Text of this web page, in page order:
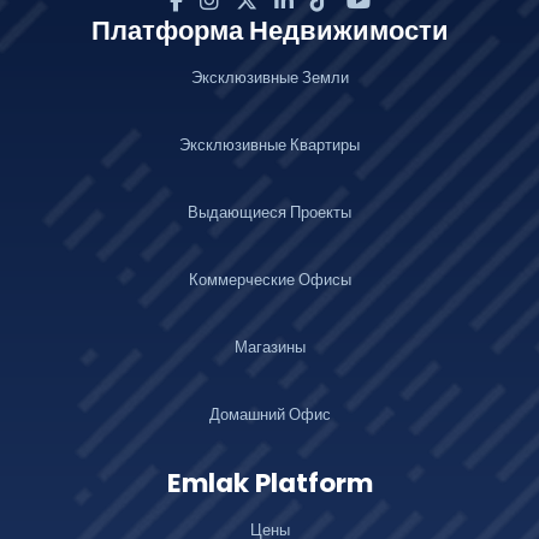
Платформа Недвижимости
Эксклюзивные Земли
Эксклюзивные Квартиры
Выдающиеся Проекты
Коммерческие Офисы
Магазины
Домашний Офис
Emlak Platform
Цены